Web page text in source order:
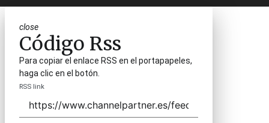
close
Código Rss
Para copiar el enlace RSS en el portapapeles,
haga clic en el botón.
RSS link